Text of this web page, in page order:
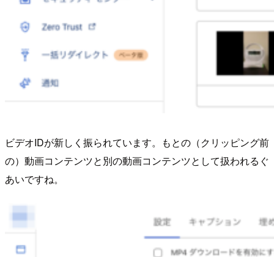
ビデオIDが新しく振られています。もとの（クリッピング前
の）動画コンテンツと別の動画コンテンツとして扱われるぐ
あいですね。